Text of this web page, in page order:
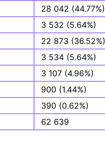
28 042 (44.77%)
3 532 (5.64%)
22 873 (36.52%)
3 534 (5.64%)
3 107 (4.96%)
900 (1.44%)
390 (0.62%)
62 639